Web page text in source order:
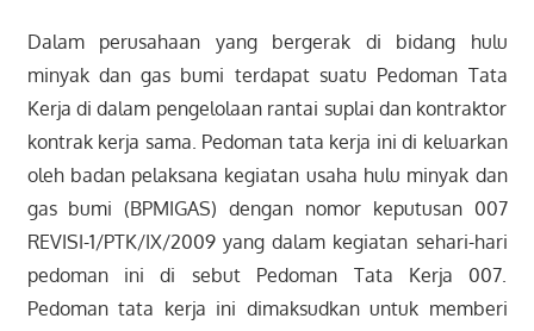
Dalam perusahaan yang bergerak di bidang hulu
minyak dan gas bumi terdapat suatu Pedoman Tata
Kerja di dalam pengelolaan rantai suplai dan kontraktor
kontrak kerja sama. Pedoman tata kerja ini di keluarkan
oleh badan pelaksana kegiatan usaha hulu minyak dan
gas bumi (BPMIGAS) dengan nomor keputusan 007
REVISI-1/PTK/IX/2009 yang dalam kegiatan sehari-hari
pedoman ini di sebut Pedoman Tata Kerja 007.
Pedoman tata kerja ini dimaksudkan untuk memberi